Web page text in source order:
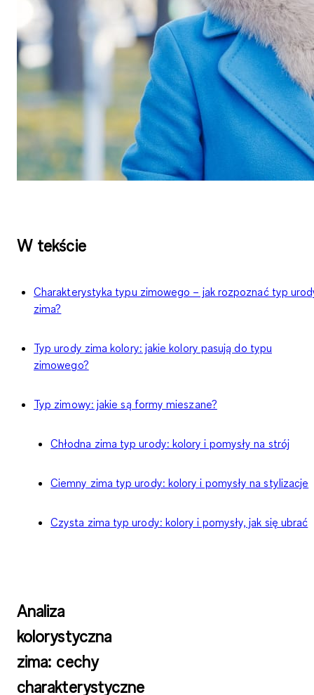
W tekście
Charakterystyka typu zimowego – jak rozpoznać typ
zima?
Typ urody zima kolory: jakie kolory pasują do typu
zimowego?
Typ zimowy: jakie są formy mieszane?
Chłodna zima typ urody: kolory i pomysły na strój
Ciemny zima typ urody: kolory i pomysły na stylizacje
Czysta zima typ urody: kolory i pomysły, jak się ubrać
Analiza
kolorystyczna
zima: cechy
charakterystyczne